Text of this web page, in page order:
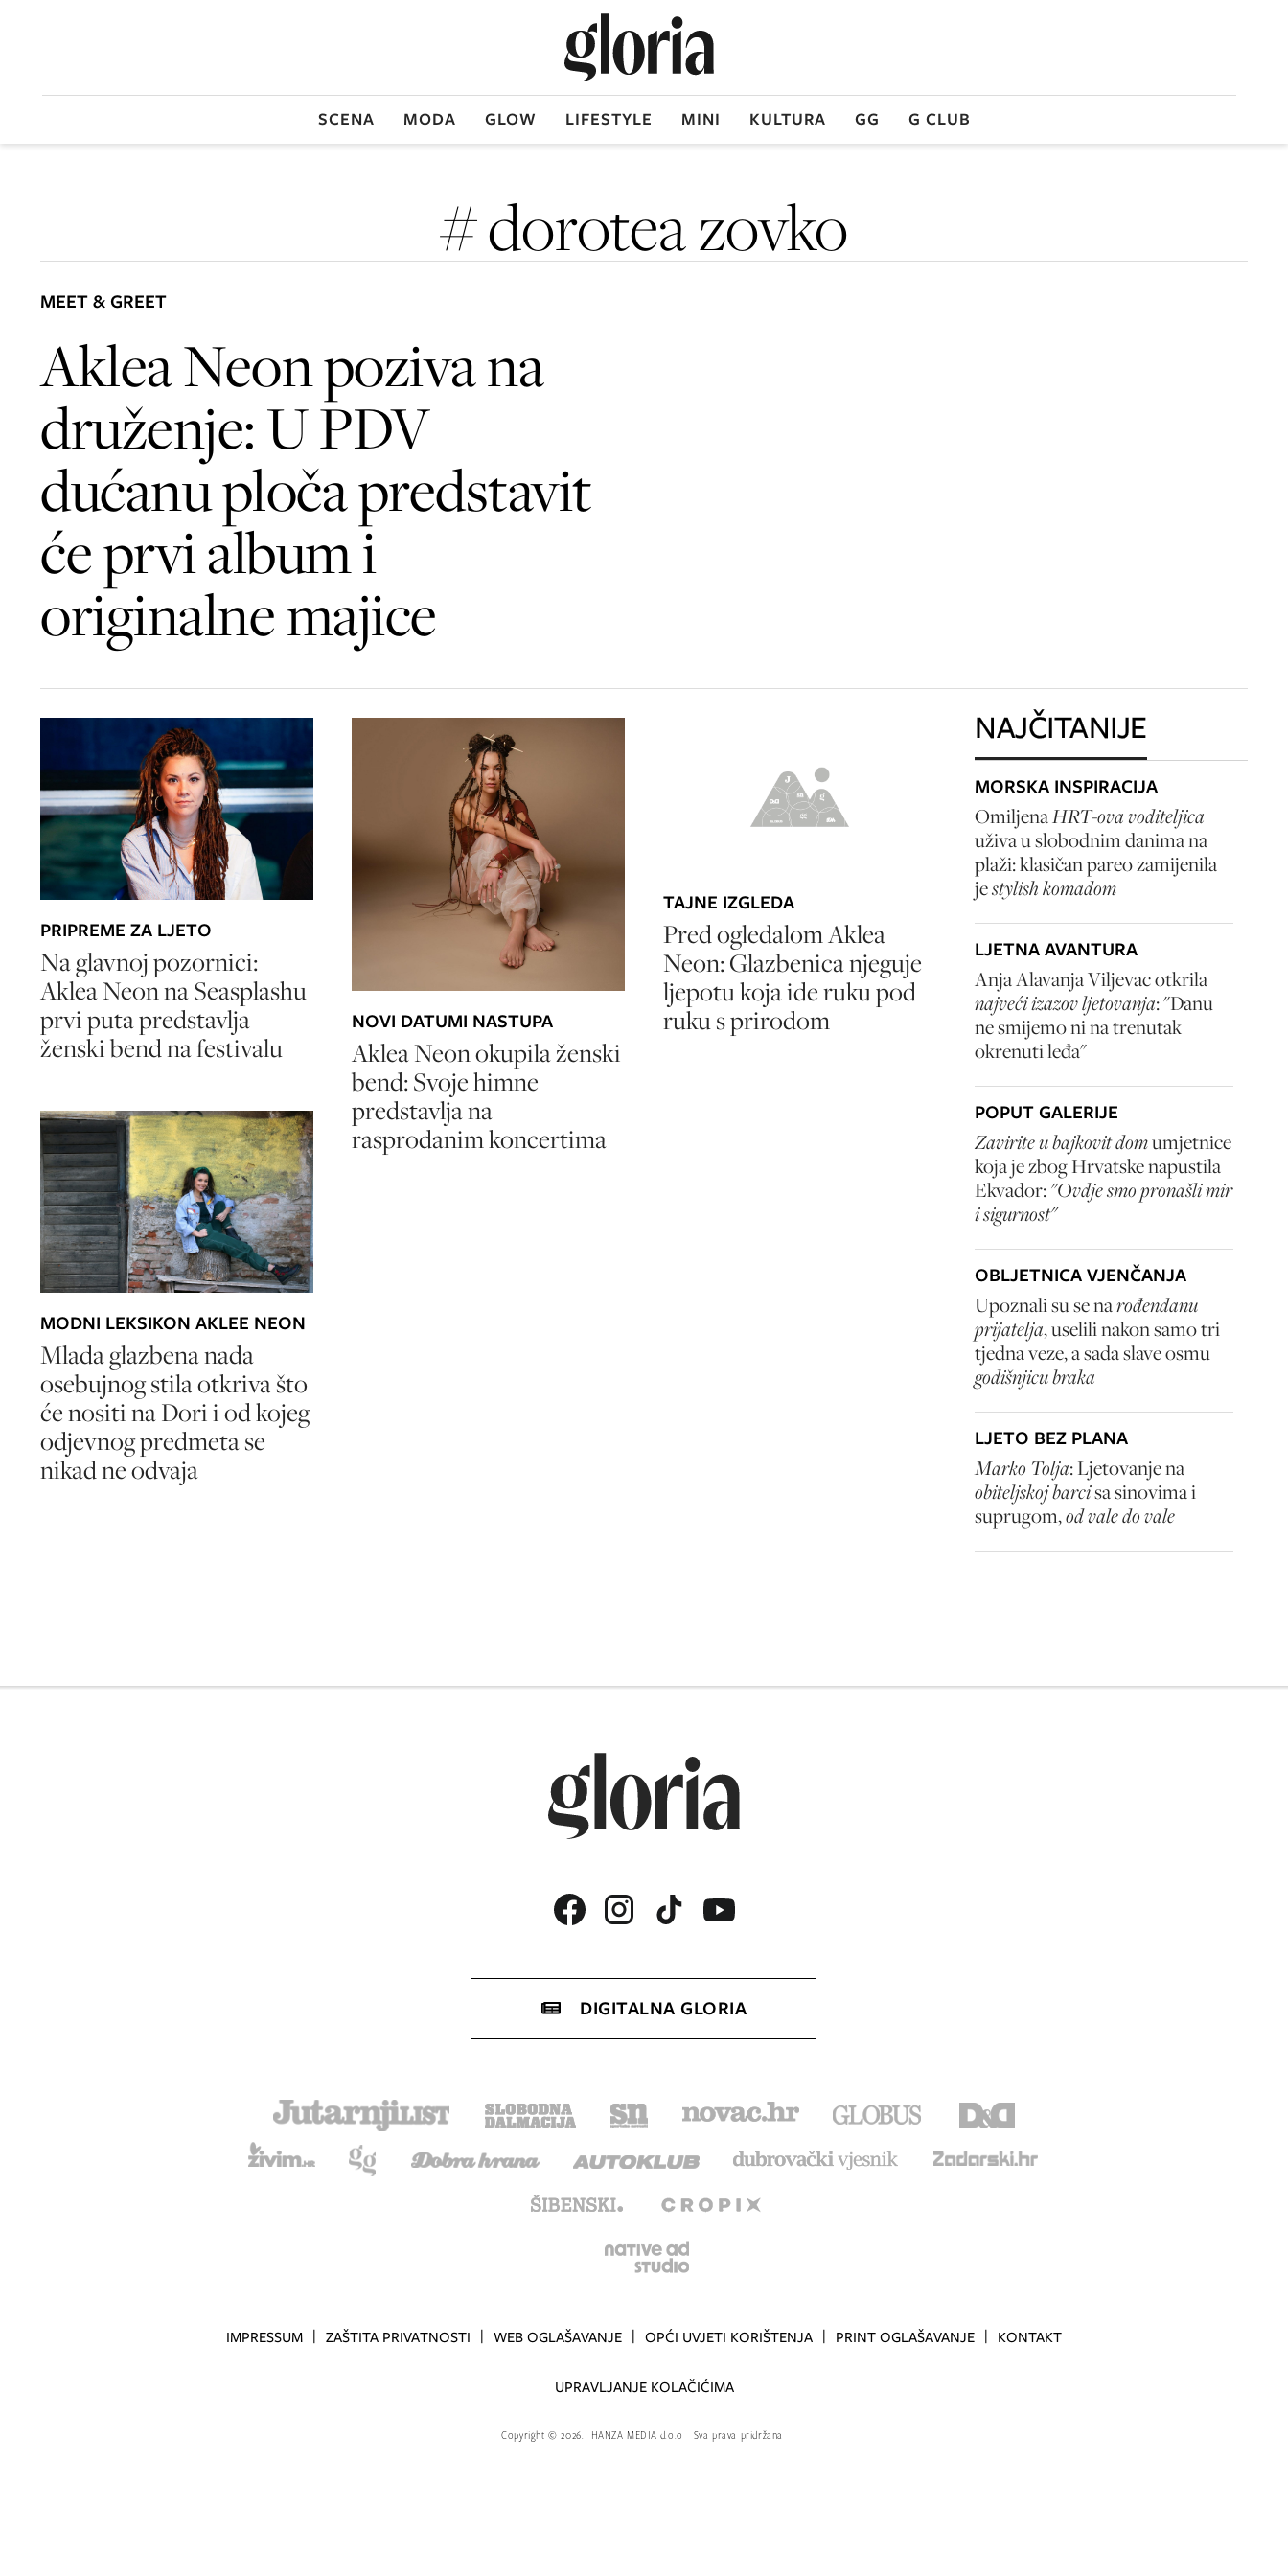
SCENA MODA GLOW LIFESTYLE MINI KULTURA GG G CLUB
# dorotea zovko
MEET & GREET
Aklea Neon poziva na
druženje: U PDV
dućanu ploča predstavit
će prvi album i
originalne majice
PRIPREME ZA LJETO
Na glavnoj pozornici:
Aklea Neon na Seasplashu
prvi puta predstavlja
ženski bend na festivalu
MODNI LEKSIKON AKLEE NEON
Mlada glazbena nada
osebujnog stila otkriva što
će nositi na Dori i od kojeg
odjevnog predmeta se
nikad ne odvaja
NOVI DATUMI NASTUPA
Aklea Neon okupila ženski
bend: Svoje himne
predstavlja na
rasprodanim koncertima
TAJNE IZGLEDA
Pred ogledalom Aklea
Neon: Glazbenica njeguje
ljepotu koja ide ruku pod
ruku s prirodom
NAJČITANIJE
MORSKA INSPIRACIJA
OmiljenaHRT-ova voditeljica
uživa u slobodnim danima na
plaži: klasičan pareo zamijenila
jestylish komadom
LJETNA AVANTURA
Anja Alavanja Viljevac otkrila
najveći izazov ljetovanja: "Danu
ne smijemo ni na trenutak
okrenuti leđa"
POPUT GALERIJE
Zavirite u bajkovit domumjetnice
koja je zbog Hrvatske napustila
Ekvador:"Ovdje smo pronašli mir
i sigurnost"
OBLJETNICA VJENČANJA
Upoznali su se narođendanu
prijatelja, uselili nakon samo tri
tjedna veze, a sada slave osmu
godišnjicu braka
LJETO BEZ PLANA
Marko Tolja: Ljetovanje na
obiteljskoj barcisa sinovima i
suprugom,od vale do vale
DIGITALNA GLORIA
IMPRESSUM ZAŠTITA PRIVATNOSTI WEB OGLAŠAVANJE OPĆI UVJETI KORIŠTENJA PRINT OGLAŠAVANJE KONTAKT
UPRAVLJANJE KOLAČIĆIMA
Copyright© 2026. HANZA MEDIA d.o.o Sva prava pridržana